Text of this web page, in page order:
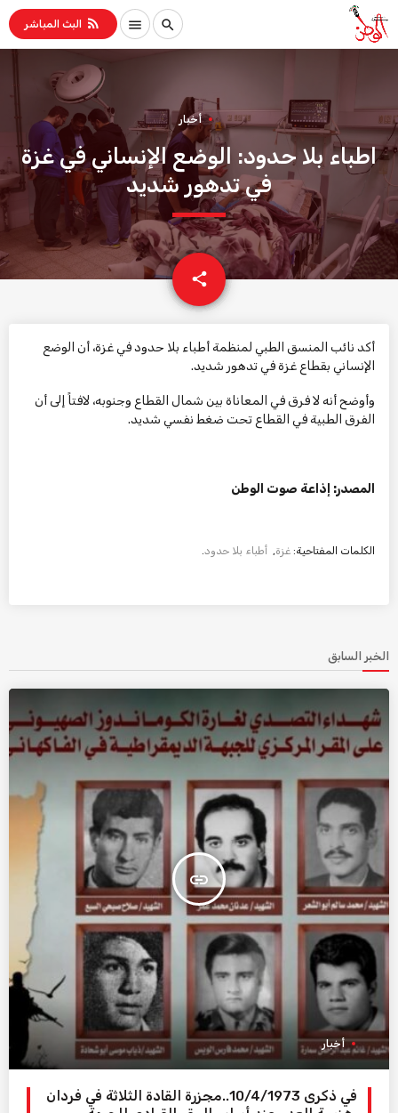
search
menu
rss_feed البث المباشر
أخبار
اطباء بلا حدود: الوضع الإنساني في غزة
في تدهور شديد
share
email
أكد نائب المنسق الطبي لمنظمة أطباء بلا حدود في غزة، أن الوضع
الإنساني بقطاع غزة في تدهور شديد.
وأوضح أنه لا فرق في المعاناة بين شمال القطاع وجنوبه، لافتاً إلى أن
الفرق الطبية في القطاع تحت ضغط نفسي شديد.
المصدر: إذاعة صوت الوطن
الكلمات المفتاحية: غزة, أطباء بلا حدود.
الخبر السابق
insert_link
أخبار
في ذكرى 10/4/1973..مجزرة القادة الثلاثة في فردان